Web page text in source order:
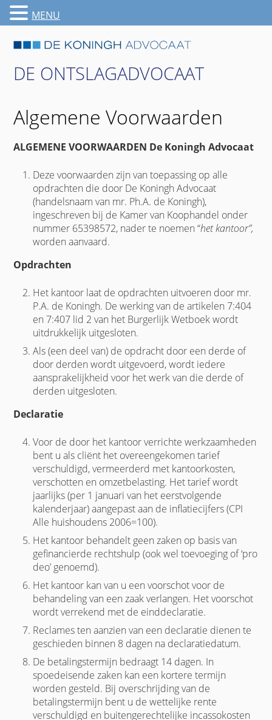
DE ONTSLAGADVOCAAT
Algemene Voorwaarden
ALGEMENE VOORWAARDEN De Koningh Advocaat
Deze voorwaarden zijn van toepassing op alle
opdrachten die door De Koningh Advocaat
(handelsnaam van mr. Ph.A. de Koningh),
ingeschreven bij de Kamer van Koophandel onder
nummer 65398572, nader te noemen “het kantoor”,
worden aanvaard.
Opdrachten
Het kantoor laat de opdrachten uitvoeren door mr.
P.A. de Koningh. De werking van de artikelen 7:404
en 7:407 lid 2 van het Burgerlijk Wetboek wordt
uitdrukkelijk uitgesloten.
Als (een deel van) de opdracht door een derde of
door derden wordt uitgevoerd, wordt iedere
aansprakelijkheid voor het werk van die derde of
derden uitgesloten.
Declaratie
Voor de door het kantoor verrichte werkzaamheden
bent u als cliënt het overeengekomen tarief
verschuldigd, vermeerderd met kantoorkosten,
verschotten en omzetbelasting. Het tarief wordt
jaarlijks (per 1 januari van het eerstvolgende
kalenderjaar) aangepast aan de inflatiecijfers (CPI
Alle huishoudens 2006=100).
Het kantoor behandelt geen zaken op basis van
gefinancierde rechtshulp (ook wel toevoeging of ‘pro
deo’ genoemd).
Het kantoor kan van u een voorschot voor de
behandeling van een zaak verlangen. Het voorschot
wordt verrekend met de einddeclaratie.
Reclames ten aanzien van een declaratie dienen te
geschieden binnen 8 dagen na declaratiedatum.
De betalingstermijn bedraagt 14 dagen. In
spoedeisende zaken kan een kortere termijn
worden gesteld. Bij overschrijding van de
betalingstermijn bent u de wettelijke rente
verschuldigd en buitengerechtelijke incassokosten
MENU